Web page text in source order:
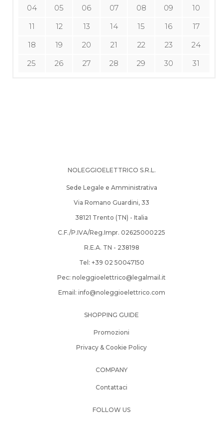
04
05 06 07 08 09
10
11
12 13 14 15 16
17
18
19 20 21 22 23
24
25
26 27 28 29 30 31
NOLEGGIOELETTRICO S.R.L.
Sede Legale e Amministrativa
Via Romano Guardini, 33
38121 Trento (TN) - Italia
C.F./P.IVA/Reg.Impr. 02625000225
R.E.A. TN - 238198
Tel: +39­ 02­ 50047150­
Pec: noleggioelettrico@legalmail.it
Email: info@noleggioelettrico.com
SHOPPING GUIDE
Promozioni
Privacy & Cookie Policy
COMPANY
Contattaci
FOLLOW US